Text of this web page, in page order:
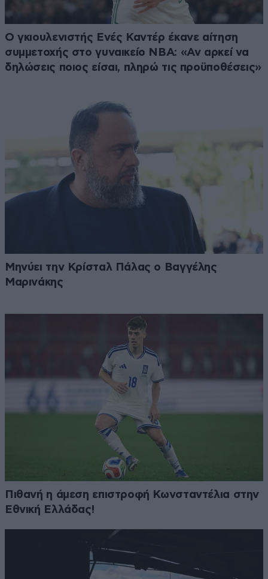
Ο γκιουλενιστής Ενές Καντέρ έκανε αίτηση
συμμετοχής στο γυναικείο ΝΒΑ: «Αν αρκεί να
δηλώσεις ποιος είσαι, πληρώ τις προϋποθέσεις»
Μηνύει την Κρίσταλ Πάλας ο Βαγγέλης
Μαρινάκης
Πιθανή η άμεση επιστροφή Κωνσταντέλια στην
Εθνική Ελλάδας!